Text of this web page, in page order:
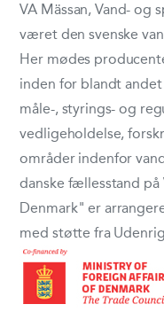
VA Mässan, Vand- og
været den svenske
Her mødes
inden for blandt
måle-, styrings- og
vedligeholdelse,
områder indenfor
danske fællesstand på
Denmark" er
med støtte fra